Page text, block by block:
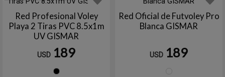
Red Profesional Voley
Playa 2 Tiras PVC 8.5x1m
UV GISMAR
USD 189
Red Oficial de Futvoley Pro
Blanca GISMAR
USD 189